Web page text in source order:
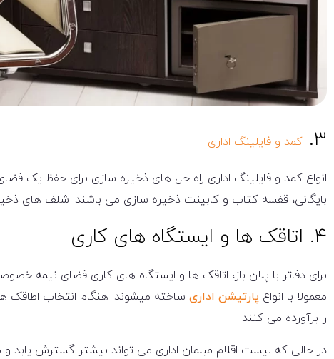
۳. کمد و فایلینگ اداری
انواع کمد و فایلینگ اداری راه حل های ذخیره سازی برای حفظ یک
بایگانی، قفسه کتاب و کابینت ذخیره سازی می باشند. شلف های
۴. اتاقک ها و ایستگاه های کاری
برای دفاتر با پلان باز، اتاقک ها و ایستگاه های کاری فضای نیمه
معمولا با انواع پارتیشن اداری ساخته میشوند. هنگام انتخاب اطاقک
را برآورده می کنند.
در حالی که لیست اقلام مبلمان اداری می تواند بیشتر گسترش یابد و